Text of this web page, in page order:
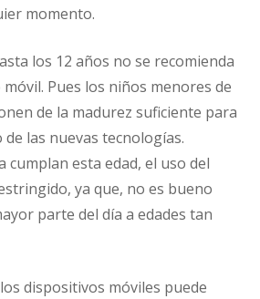
momento.
los 12 años no se recomienda
Pues los niños menores de
de la madurez suficiente para
las nuevas tecnologías.
cumplan esta edad, el uso del
ya que, no es bueno
parte del día a edades tan
dispositivos móviles puede